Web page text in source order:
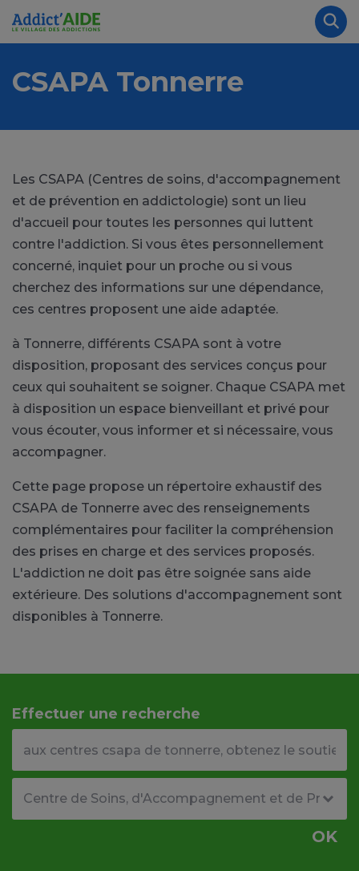
Aller au contenu principal
CSAPA Tonnerre
Les CSAPA (Centres de soins, d'accompagnement
et de prévention en addictologie) sont un lieu
d'accueil pour toutes les personnes qui luttent
contre l'addiction. Si vous êtes personnellement
concerné, inquiet pour un proche ou si vous
cherchez des informations sur une dépendance,
ces centres proposent une aide adaptée.
à Tonnerre, différents CSAPA sont à votre
disposition, proposant des services conçus pour
ceux qui souhaitent se soigner. Chaque CSAPA met
à disposition un espace bienveillant et privé pour
vous écouter, vous informer et si nécessaire, vous
accompagner.
Cette page propose un répertoire exhaustif des
CSAPA de Tonnerre avec des renseignements
complémentaires pour faciliter la compréhension
des prises en charge et des services proposés.
L'addiction ne doit pas être soignée sans aide
extérieure. Des solutions d'accompagnement sont
disponibles à Tonnerre.
Effectuer une recherche
OK
Panneau de gestion des cookies